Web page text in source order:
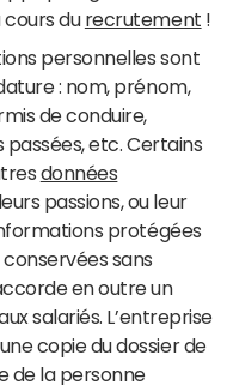
cours du recrutement !
personnelles sont
: nom, prénom,
de conduire,
passées, etc. Certains
données
passions, ou leur
protégées
sans
en outre un
salariés. L’entreprise
copie du dossier de
de la personne